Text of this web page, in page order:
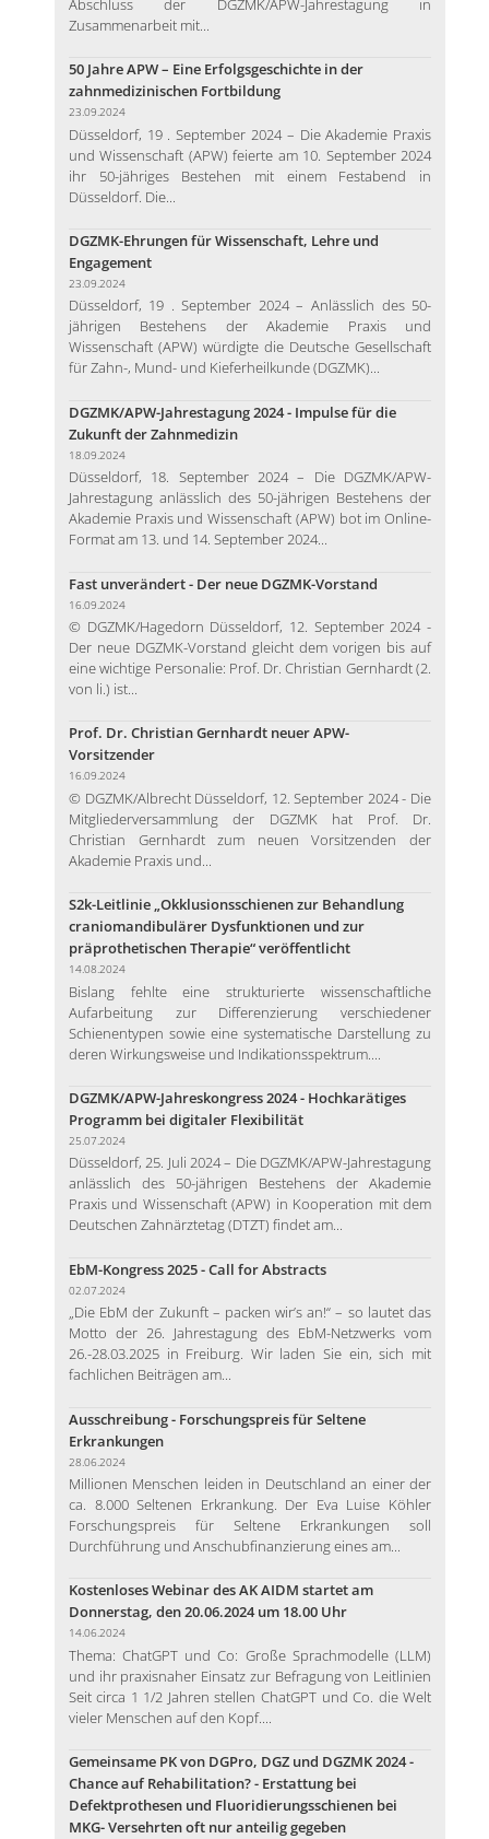
Abschluss der DGZMK/APW-Jahrestagung in
Zusammenarbeit mit...
50 Jahre APW – Eine Erfolgsgeschichte in der
zahnmedizinischen Fortbildung
23.09.2024
Düsseldorf, 19 . September 2024 – Die Akademie Praxis
und Wissenschaft (APW) feierte am 10. September 2024
ihr 50-jähriges Bestehen mit einem Festabend in
Düsseldorf. Die...
DGZMK-Ehrungen für Wissenschaft, Lehre und
Engagement
23.09.2024
Düsseldorf, 19 . September 2024 – Anlässlich des 50-
jährigen Bestehens der Akademie Praxis und
Wissenschaft (APW) würdigte die Deutsche Gesellschaft
für Zahn-, Mund- und Kieferheilkunde (DGZMK)...
DGZMK/APW-Jahrestagung 2024 - Impulse für die
Zukunft der Zahnmedizin
18.09.2024
Düsseldorf, 18. September 2024 – Die DGZMK/APW-
Jahrestagung anlässlich des 50-jährigen Bestehens der
Akademie Praxis und Wissenschaft (APW) bot im Online-
Format am 13. und 14. September 2024...
Fast unverändert - Der neue DGZMK-Vorstand
16.09.2024
© DGZMK/Hagedorn Düsseldorf, 12. September 2024 -
Der neue DGZMK-Vorstand gleicht dem vorigen bis auf
eine wichtige Personalie: Prof. Dr. Christian Gernhardt (2.
von li.) ist...
Prof. Dr. Christian Gernhardt neuer APW-
Vorsitzender
16.09.2024
© DGZMK/Albrecht Düsseldorf, 12. September 2024 - Die
Mitgliederversammlung der DGZMK hat Prof. Dr.
Christian Gernhardt zum neuen Vorsitzenden der
Akademie Praxis und...
S2k-Leitlinie „Okklusionsschienen zur Behandlung
craniomandibulärer Dysfunktionen und zur
präprothetischen Therapie“ veröffentlicht
14.08.2024
Bislang fehlte eine strukturierte wissenschaftliche
Aufarbeitung zur Differenzierung verschiedener
Schienentypen sowie eine systematische Darstellung zu
deren Wirkungsweise und Indikationsspektrum....
DGZMK/APW-Jahreskongress 2024 - Hochkarätiges
Programm bei digitaler Flexibilität
25.07.2024
Düsseldorf, 25. Juli 2024 – Die DGZMK/APW-Jahrestagung
anlässlich des 50-jährigen Bestehens der Akademie
Praxis und Wissenschaft (APW) in Kooperation mit dem
Deutschen Zahnärztetag (DTZT) findet am...
EbM-Kongress 2025 - Call for Abstracts
02.07.2024
„Die EbM der Zukunft – packen wir’s an!“ – so lautet das
Motto der 26. Jahrestagung des EbM-Netzwerks vom
26.-28.03.2025 in Freiburg. Wir laden Sie ein, sich mit
fachlichen Beiträgen am...
Ausschreibung - Forschungspreis für Seltene
Erkrankungen
28.06.2024
Millionen Menschen leiden in Deutschland an einer der
ca. 8.000 Seltenen Erkrankung. Der Eva Luise Köhler
Forschungspreis für Seltene Erkrankungen soll
Durchführung und Anschubfinanzierung eines am...
Kostenloses Webinar des AK AIDM startet am
Donnerstag, den 20.06.2024 um 18.00 Uhr
14.06.2024
Thema: ChatGPT und Co: Große Sprachmodelle (LLM)
und ihr praxisnaher Einsatz zur Befragung von Leitlinien
Seit circa 1 1/2 Jahren stellen ChatGPT und Co. die Welt
vieler Menschen auf den Kopf....
Gemeinsame PK von DGPro, DGZ und DGZMK 2024 -
Chance auf Rehabilitation? - Erstattung bei
Defektprothesen und Fluoridierungsschienen bei
MKG- Versehrten oft nur anteilig gegeben